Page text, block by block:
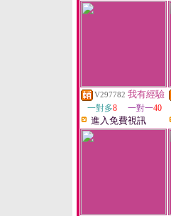
V297782 我有經驗
一對多8 一對一40
進入免費視訊